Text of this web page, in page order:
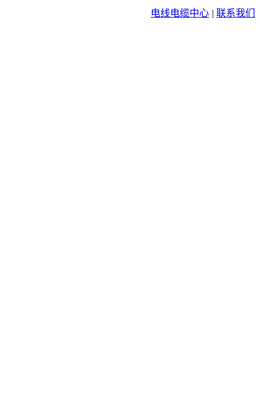
电线电缆中心 | 联系我们